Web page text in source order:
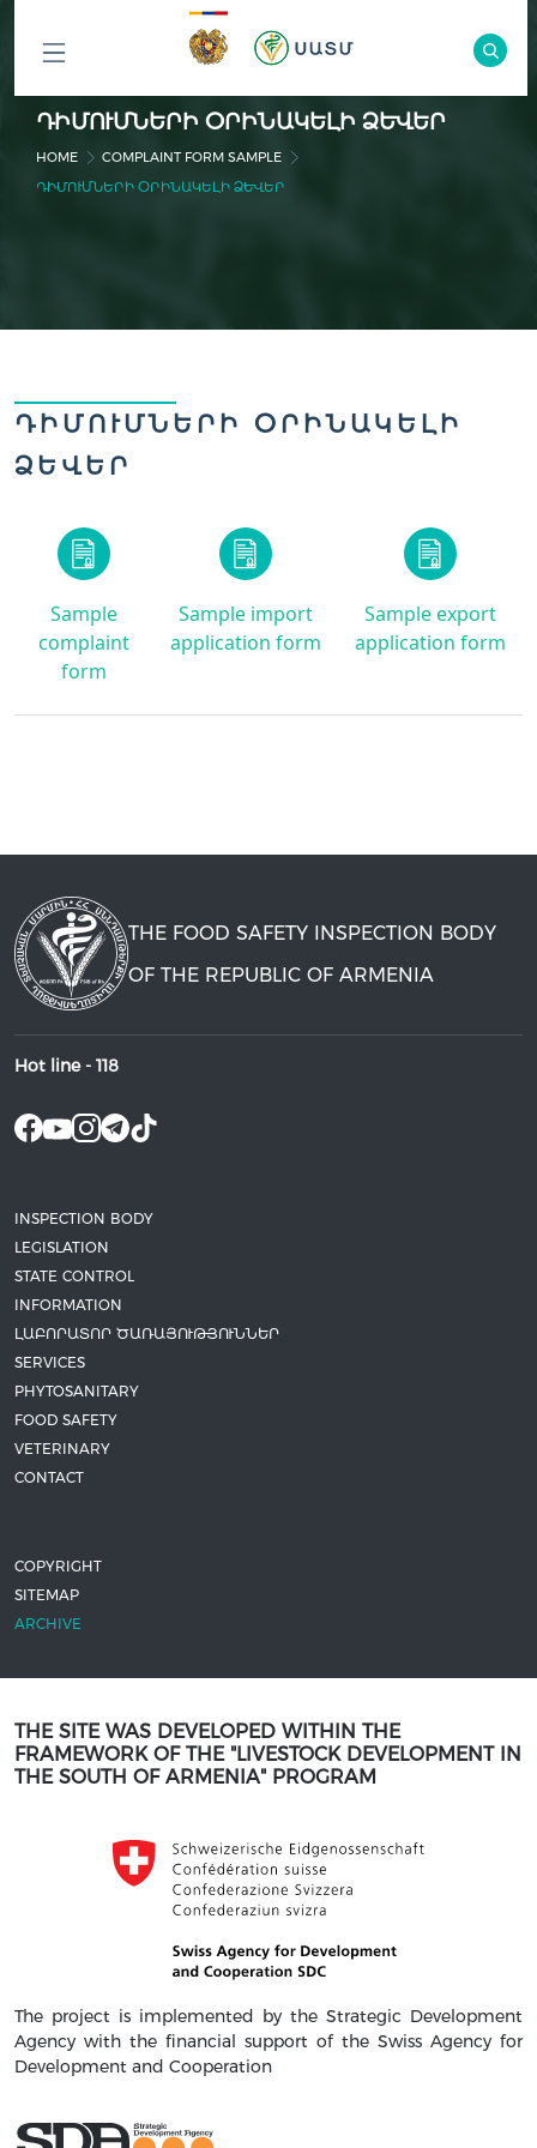
ԲՈԼՈՐ
ԲԱԺԻՆՆԵՐԸ
ԴԻՄՈՒՄՆԵՐԻ ՕՐԻՆԱԿԵԼԻ ՁԵՎԵՐ
HOME
COMPLAINT FORM SAMPLE
ԴԻՄՈՒՄՆԵՐԻ ՕՐԻՆԱԿԵԼԻ ՁԵՎԵՐ
ԴԻՄՈՒՄՆԵՐԻ ՕՐԻՆԱԿԵԼԻ
ՁԵՎԵՐ
Sample
complaint
form
Sample import
application form
Sample export
application form
THE FOOD SAFETY INSPECTION BODY
OF THE REPUBLIC OF ARMENIA
Hot line - 118
INSPECTION BODY
LEGISLATION
STATE CONTROL
INFORMATION
ԼԱԲՈՐԱՏՈՐ ԾԱՌԱՅՈՒԹՅՈՒՆՆԵՐ
SERVICES
PHYTOSANITARY
FOOD SAFETY
VETERINARY
CONTACT
COPYRIGHT
SITEMAP
ARCHIVE
THE SITE WAS DEVELOPED WITHIN THE
FRAMEWORK OF THE "LIVESTOCK DEVELOPMENT IN
THE SOUTH OF ARMENIA" PROGRAM
The project is implemented by the Strategic Development
Agency with the financial support of the Swiss Agency for
Development and Cooperation